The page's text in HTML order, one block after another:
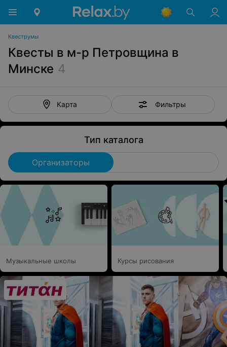
Квеструмы
Квесты в м-р Петровщина в
Минске 4
Карта Фильтры
Тип каталога
Организаторы
Музыкальные школы Курсы рисования